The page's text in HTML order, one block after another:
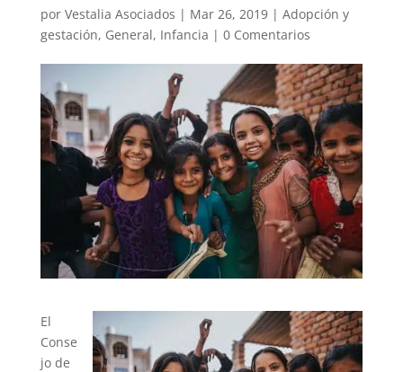
por Vestalia Asociados | Mar 26, 2019| Adopción y
gestación, General, Infancia | 0 Comentarios
El
Conse
jo de